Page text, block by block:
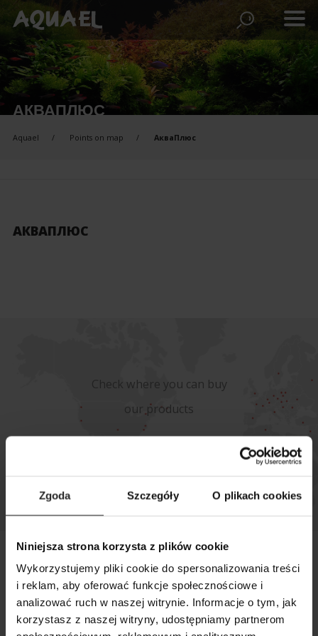
Zgoda Szczegóły O plikach cookies
Niniejsza strona korzysta z plików cookie
Wykorzystujemy pliki cookie do spersonalizowania treści
i reklam, aby oferować funkcje społecznościowe i
analizować ruch w naszej witrynie. Informacje o tym, jak
korzystasz z naszej witryny, udostępniamy partnerom
АКВАПЛЮС
Aquael Points on map АкваПлюс
АКВАПЛЮС
Check where you can buy
our products
AQUAEL BRANDS